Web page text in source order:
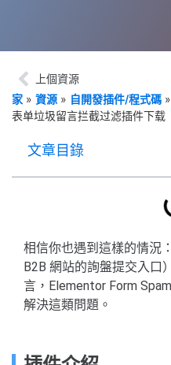
上個資源
家 » 資源 » 自開發插件/程式碼 »
表单垃圾留言拦截过滤插件下载
文章目錄
相信你也遇到這樣的情況
B2B 網站的詢盤提交入口
言，Elementor Form
解決這類問題。